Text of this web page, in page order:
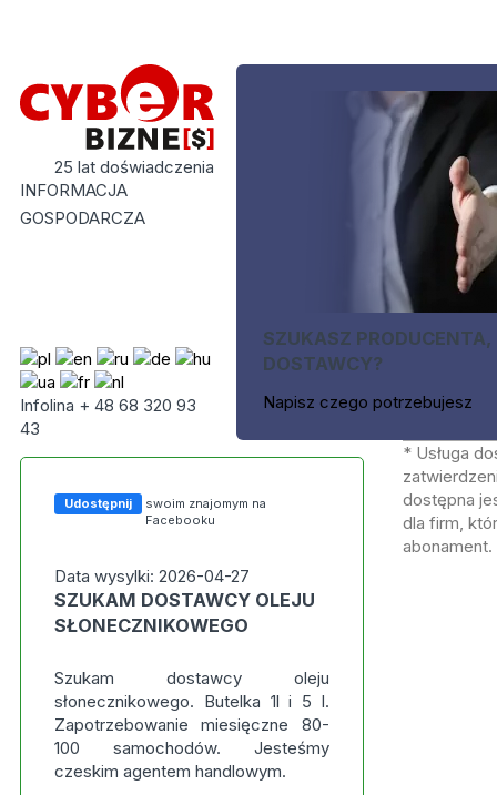
25 lat doświadczenia
INFORMACJA
GOSPODARCZA
Infolina + 48 68 320 93
43
SZUKASZ PRODUCENTA,
DOSTAWCY?
Napisz czego potrzebujesz
Udostępnij
swoim znajomym na
Facebooku
Data wysylki: 2026-04-27
SZUKAM DOSTAWCY OLEJU
SŁONECZNIKOWEGO
Szukam dostawcy oleju
słonecznikowego. Butelka 1l i 5 l.
Zapotrzebowanie miesięczne 80-
100 samochodów. Jesteśmy
czeskim agentem handlowym.
* Usługa
dostępna
dla firm,
abonament.